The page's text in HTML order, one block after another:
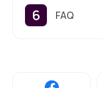
FAQ